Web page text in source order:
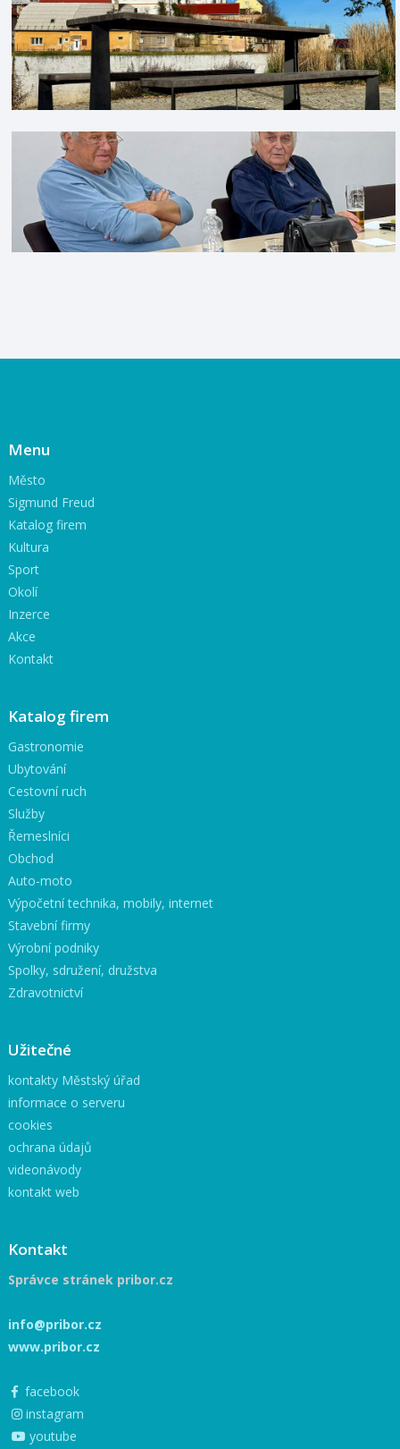
Menu
Město
Sigmund Freud
Katalog firem
Kultura
Sport
Okolí
Inzerce
Akce
Kontakt
Katalog firem
Gastronomie
Ubytování
Cestovní ruch
Služby
Řemeslníci
Obchod
Auto-moto
Výpočetní technika, mobily, internet
Stavební firmy
Výrobní podniky
Spolky, sdružení, družstva
Zdravotnictví
Užitečné
kontakty Městský úřad
informace o serveru
cookies
ochrana údajů
videonávody
kontakt web
Kontakt
Správce stránek pribor.cz
info@pribor.cz
www.pribor.cz
facebook
instagram
youtube